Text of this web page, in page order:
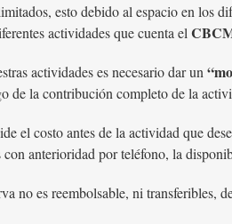
esto debido al espacio en los
actividades que cuenta el
actividades es necesario dar un
de la contribución completo de la
el costo antes de la actividad que
anterioridad por teléfono, la
no es reembolsable, ni transferibles,